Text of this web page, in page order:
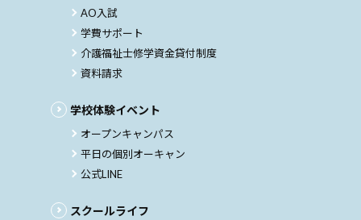
AO入試
学費サポート
介護福祉士修学資金貸付制度
資料請求
学校体験イベント
オープンキャンパス
平日の個別オーキャン
公式LINE
スクールライフ